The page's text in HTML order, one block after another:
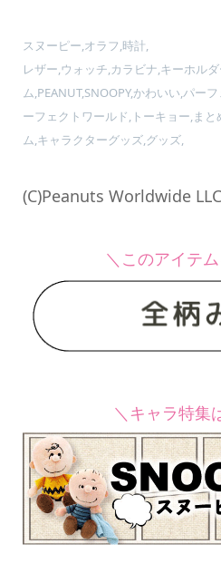
スヌーピー,オラフ,時計,
レザー,ウォッチ,カラビナ,キーホル
ム,PEANUT,SNOOPY,かわいい,パー
ーフェクトワールド,トーキョー,ま
ム,キャラクターグッズ,グッズ,
(C)Peanuts Worldwide
＼このアイテ
＼キャラ特集